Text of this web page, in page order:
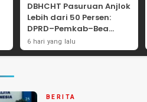
DBHCHT Pasuruan Anjlok
Lebih dari 50 Persen:
DPRD–Pemkab–Bea
Cukai Perkuat Perang
Melawan Peredaran
6 hari yang lalu
BERITA